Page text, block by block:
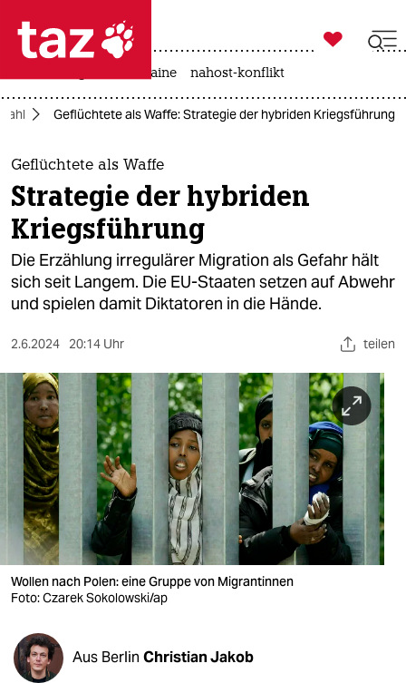
 taz zahl ich
taz zahl ich
themen
politik
öko
gesellschaft
sport
berlin
nord
wahrheit
verlag
verlag
veranstaltungen
shop
fragen & hilfe

taz zahl ich
krieg in der ukraine nahost-konflikt
Geflüchtete als Waffe: Strategie der hybriden Kriegsführung
Geflüchtete als Waffe
Strategie der hybriden
Kriegsführung
Die Erzählung irregulärer Migration als Gefahr hält
sich seit Langem. Die EU-Staaten setzen auf Abwehr
und spielen damit Diktatoren in die Hände.
2.6.2024 20:14 Uhr teilen
Wollen nach Polen: eine Gruppe von Migrantinnen
Foto: Czarek Sokolowski/ap
Aus Berlin Christian Jakob